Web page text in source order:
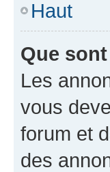
Haut
Que
Les
vous
forum et
des